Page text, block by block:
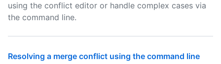
using the conflict editor or handle complex cases via
the command line.
Resolving a merge conflict using the command line